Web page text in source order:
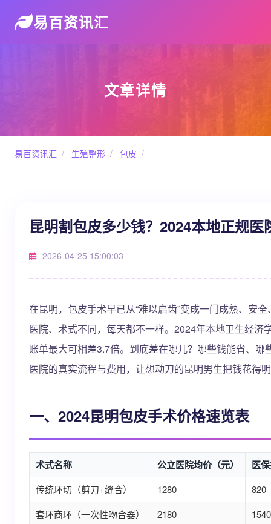
易百资讯汇
文章详情
易百资讯汇 / 生殖整形 / 包皮 /
昆明割包皮多少钱？2024本地正规医
2026-04-25 15:00:03
在昆明，包皮手术早已从“难以启齿”变成一门成熟、安
医院、术式不同，每天都不一样。2024年本地卫生经济
账单最大可相差3.7倍。到底差在哪儿？哪些钱能省、
医院的真实流程与费用，让想动刀的昆明男生把钱花得
一、2024昆明包皮手术价格速览表
术式名称 公立医院均价（元） 医
传统环切（剪刀+缝合） 1280
820
套环商环（一次性吻合器）
2180
1540